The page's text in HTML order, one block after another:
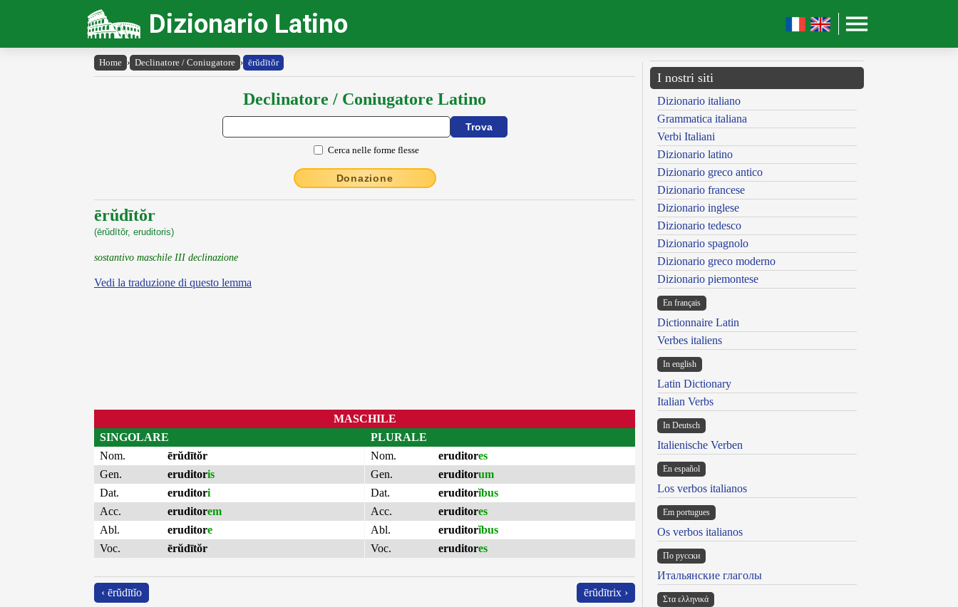
Dizionario Latino
Home › Declinatore / Coniugatore › ērŭdītŏr
Declinatore / Coniugatore Latino
Cerca nelle forme flesse
Donazione
ērŭdītŏr
(ērŭdītŏr, eruditoris)
sostantivo maschile III declinazione
Vedi la traduzione di questo lemma
MASCHILE
SINGOLARE
Nom.
ērŭdītŏr
Gen.
eruditoris
Dat.
eruditori
Acc.
eruditorem
Abl.
eruditore
Voc.
ērŭdītŏr
PLURALE
Nom.
eruditores
Gen.
eruditorum
Dat.
eruditorĭbus
Acc.
eruditores
Abl.
eruditorĭbus
Voc.
eruditores
‹ ērŭdītĭo ērŭdītrix ›
I nostri siti
Dizionario italiano
Grammatica italiana
Verbi Italiani
Dizionario latino
Dizionario greco antico
Dizionario francese
Dizionario inglese
Dizionario tedesco
Dizionario spagnolo
Dizionario greco moderno
Dizionario piemontese
En français
Dictionnaire Latin
Verbes italiens
In english
Latin Dictionary
Italian Verbs
In Deutsch
Italienische Verben
En español
Los verbos italianos
Em portugues
Os verbos italianos
По русски
Итальянские глаголы
Στα ελληνικά